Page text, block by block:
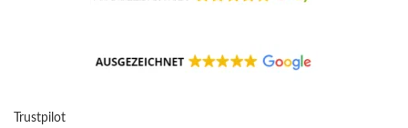
Trustpilot